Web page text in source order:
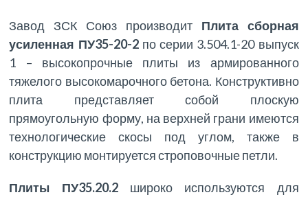
Завод ЗСК Союз производит Плита сборная
усиленная ПУ35-20-2по серии 3.504.1-20 выпуск
1 – высокопрочные плиты из армированного
тяжелого высокомарочного бетона. Конструктивно
плита представляет собой плоскую
прямоугольную форму, на верхней грани имеются
технологические скосы под углом, также в
конструкцию монтируется строповочные петли.
Плиты ПУ35.20.2 широко используются для